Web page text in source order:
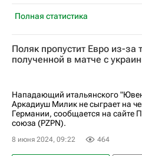
Полная статистика
Поляк пропустит Евро из-за
полученной в матче с
Нападающий итальянского
Аркадиуш Милик не сыграет на
Германии, сообщается на сайте
союза (PZPN).
8 июня 2024, 09:22 464